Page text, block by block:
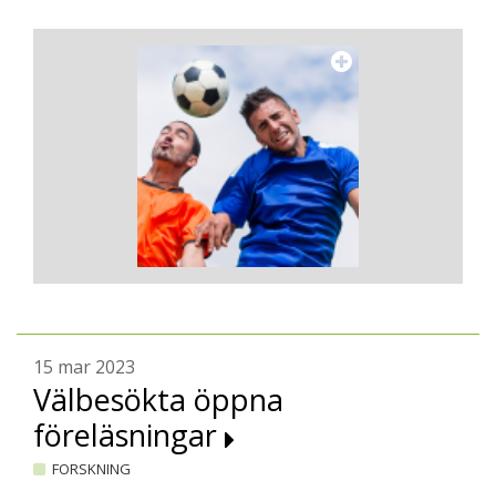
15 mar 2023
Välbesökta öppna
föreläsningar
FORSKNING